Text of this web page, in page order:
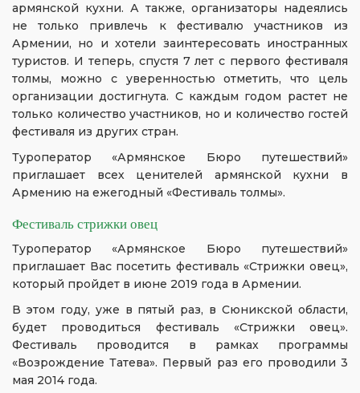
армянской кухни. А также, организаторы надеялись
не только привлечь к фестивалю участников из
Армении, но и хотели заинтересовать иностранных
туристов. И теперь, спустя 7 лет с первого фестиваля
толмы, можно с уверенностью отметить, что цель
организации достигнута. С каждым годом растет не
только количество участников, но и количество гостей
фестиваля из других стран.
Туроператор «Армянское Бюро путешествий»
приглашает всех ценителей армянской кухни в
Армению на ежегодный «Фестиваль толмы».
Фестиваль стрижки овец
Туроператор «Армянское Бюро путешествий»
приглашает Вас посетить фестиваль «Стрижки овец»,
который пройдет в июне 2019 года в Армении.
В этом году, уже в пятый раз, в Сюникской области,
будет проводиться фестиваль «Стрижки овец».
Фестиваль проводится в рамках программы
«Возрождение Татева». Первый раз его проводили 3
мая 2014 года.